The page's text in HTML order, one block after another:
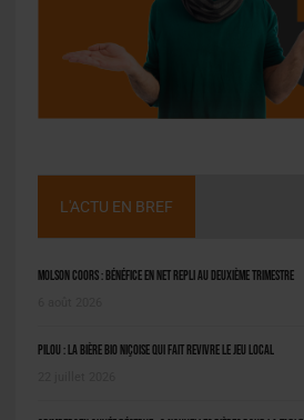
L'ACTU EN BREF
Molson Coors : bénéfice en net repli au deuxième trimestre
Pilou : la bière bio niçoise qui fait revivre le jeu local